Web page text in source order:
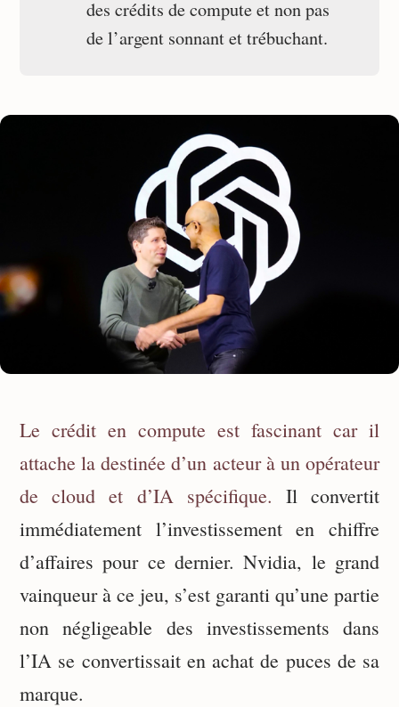
des crédits de compute et non pas
de l’argent sonnant et trébuchant.
Le crédit en compute est fascinant car il
attache la destinée d’un acteur à un opérateur
de cloud et d’IA spécifique. Il convertit
immédiatement l’investissement en chiffre
d’affaires pour ce dernier. Nvidia, le grand
vainqueur à ce jeu, s’est garanti qu’une partie
non négligeable des investissements dans
l’IA se convertissait en achat de puces de sa
marque.